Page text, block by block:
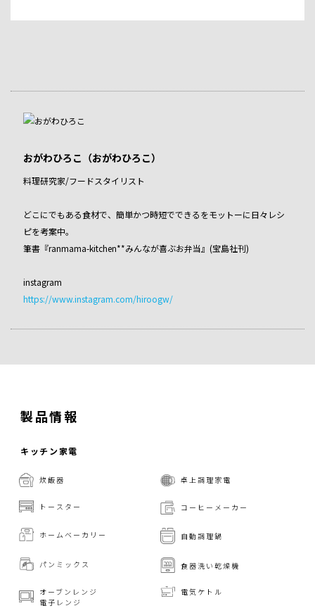
おがわひろこ（おがわひろこ）
料理研究家/フードスタイリスト
どこにでもある食材で、簡単かつ時短でできるをモットーに日々レシ
ピを考案中。
筆書『ranmama-kitchen**みんなが喜ぶお弁当』(宝島社刊)
instagram
https://www.instagram.com/hiroogw/
製品情報
キッチン家電
炊飯器 卓上調理家電
トースター コーヒーメーカー
ホームベーカリー 自動調理鍋
パンミックス 食器洗い乾燥機
オーブンレンジ
電子レンジ
電気ケトル